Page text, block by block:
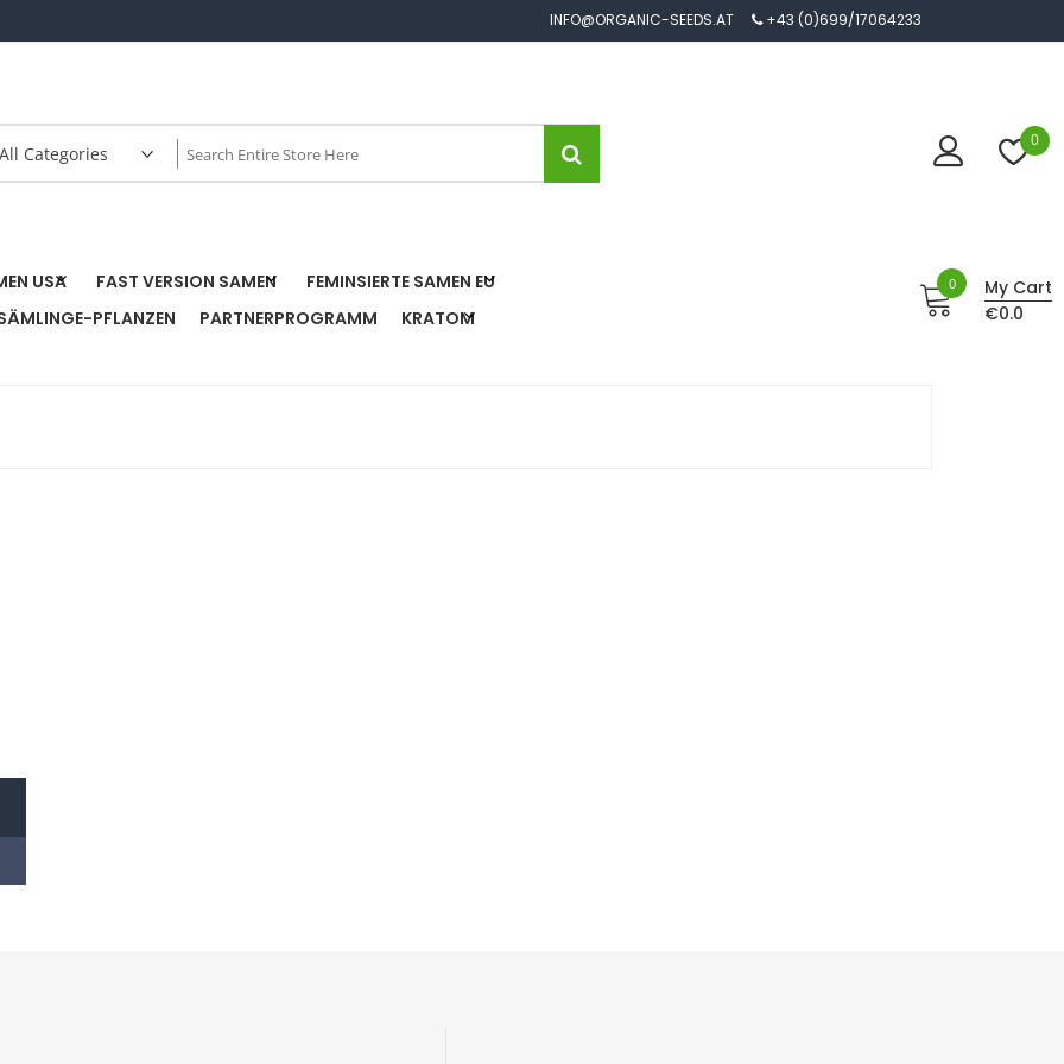
INFO@ORGANIC-SEEDS.AT +43 (0)699/17064233
0
USA FAST VERSION SAMEN
FEMINSIERTE SAMEN EU
PFLANZEN PARTNERPROGRAMM KRATOM
0
My Cart
€0.0